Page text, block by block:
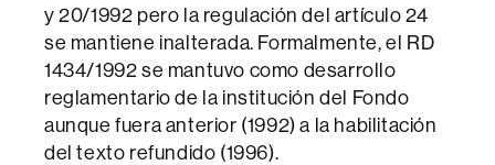
y 20/1992 pero la regulación del artículo 24
se mantiene inalterada. Formalmente, el RD
1434/1992 se mantuvo como desarrollo
reglamentario de la institución del Fondo
aunque fuera anterior (1992) a la habilitación
del texto refundido (1996).